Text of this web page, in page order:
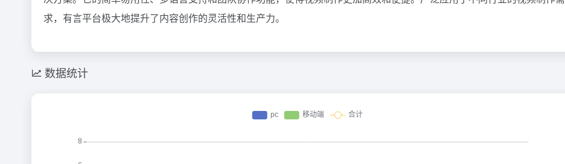
求，有言平台极大地提升了内容创作的灵活性和生产力。
数据统计